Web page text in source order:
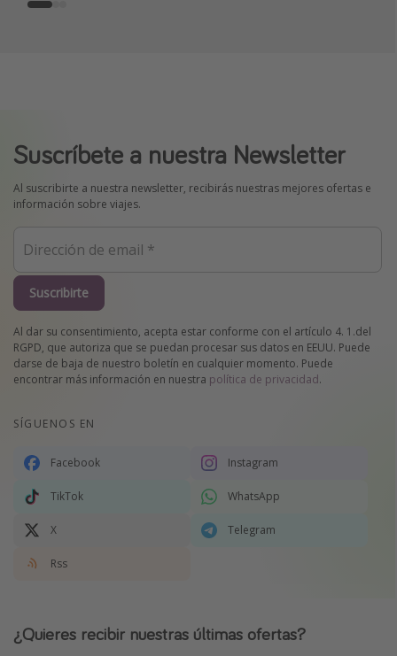
Suscríbete a nuestra Newsletter
Al suscribirte a nuestra newsletter, recibirás nuestras mejores ofertas e
información sobre viajes.
Suscribirte
Al dar su consentimiento, acepta estar conforme con el artículo 4. 1.del
RGPD, que autoriza que se puedan procesar sus datos en EEUU. Puede
darse de baja de nuestro boletín en cualquier momento. Puede
encontrar más información en nuestra política de privacidad.
SÍGUENOS EN
Facebook Instagram
TikTok WhatsApp
X Telegram
Rss
¿Quieres recibir nuestras últimas ofertas?